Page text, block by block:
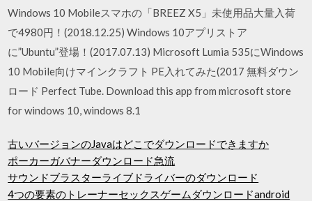
Windows 10 Mobileスマホの「BREEZ X5」未使用品大量入荷
で4980円！(2018.12.25) Windows 10アプリストア
に”Ubuntu”登場！(2017.07.13) Microsoft Lumia 535にWindows
10 Mobile向けマインクラフト PE入れてみた(2017 無料ダウン
ロード Perfect Tube. Download this app from microsoft store
for windows 10, windows 8.1
古いバージョンのJavaはどこでダウンロードできますか
ポーカーガバナーダウンロード急流
サウンドブラスターライブドライバーのダウンロード
4つの要素のトレーナーセックスゲームダウンロードandroid